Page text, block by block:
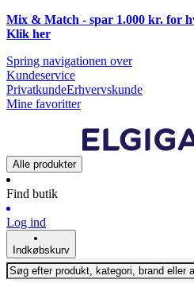
Mix & Match - spar 1.000 kr. for
Klik her
Spring navigationen over
Kundeservice
PrivatkundeErhvervskunde
Mine favoritter
Alle produkter
Find butik
Log ind
Indkøbskurv